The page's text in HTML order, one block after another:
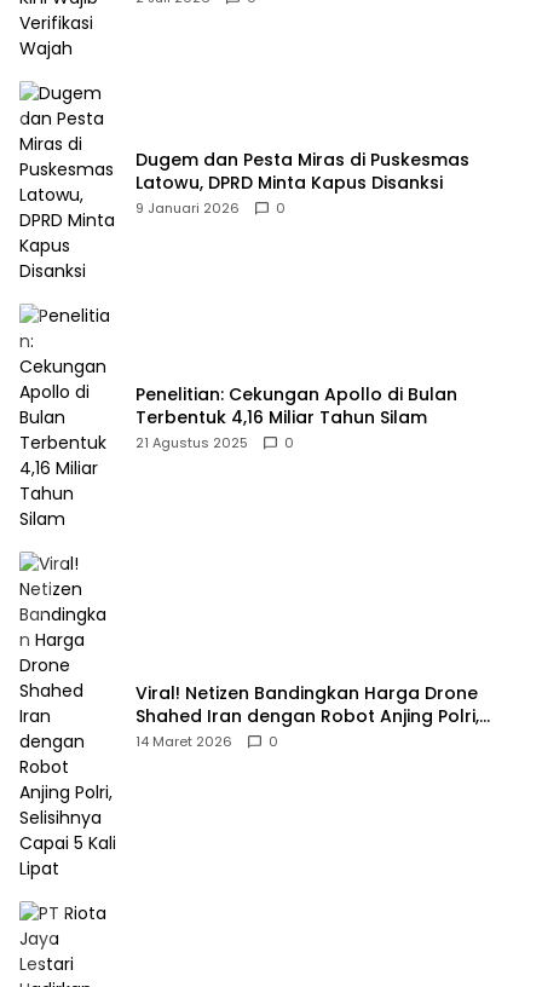
Dugem dan Pesta Miras di Puskesmas
Latowu, DPRD Minta Kapus Disanksi
9 Januari 2026 0
Penelitian: Cekungan Apollo di Bulan
Terbentuk 4,16 Miliar Tahun Silam
21 Agustus 2025 0
Viral! Netizen Bandingkan Harga Drone
Shahed Iran dengan Robot Anjing Polri,
Selisihnya Capai 5 Kali Lipat
14 Maret 2026 0